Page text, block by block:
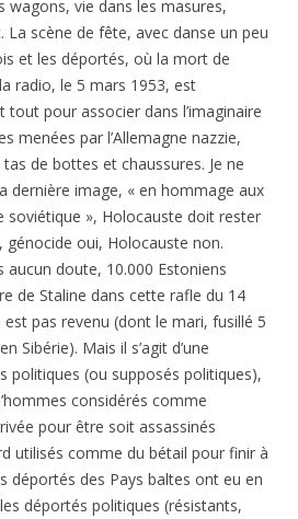
wagons, vie dans les masures,
scène de fête, avec danse un peu
et les déportés, où la mort de
radio, le 5 mars 1953, est
tout pour associer dans l’imaginaire
menées par l’Allemagne nazzie,
de bottes et chaussures. Je ne
dernière image, « en hommage aux
soviétique », Holocauste doit rester
génocide oui, Holocauste non.
aucun doute, 10.000 Estoniens
de Staline dans cette rafle du 14
est pas revenu (dont le mari, fusillé 5
Sibérie). Mais il s’agit d’une
politiques (ou supposés politiques),
considérés comme
pour être soit assassinés
utilisés comme du bétail pour finir à
déportés des Pays baltes ont eu en
déportés politiques (résistants,